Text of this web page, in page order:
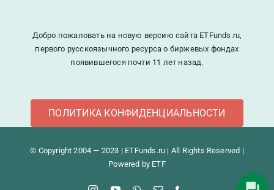
Добро пожаловать на новую версию сайта ETFunds.ru,
первого русскоязычного ресурса о биржевых фондах
появившегося почти 11 лет назад.
ПОЛИТИКА КОНФИДЕНЦИАЛЬНОСТИ
© Copyright 2004 — 2023 | ETFunds.ru | All Rights Reserved |
Powered by ETF